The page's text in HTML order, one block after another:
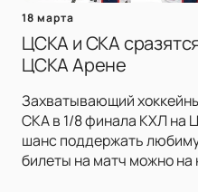
18 марта
ЦСКА и СКА
ЦСКА Арене
Захватывающий
СКА в 1/8 финала КХЛ на
шанс поддержать
билеты на матч можно на